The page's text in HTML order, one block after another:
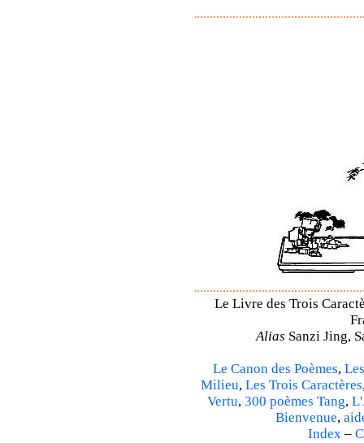
Le Livre des Trois
Alias Sanzi Jing,
Le Canon des Poèmes,
Milieu, Les Trois Caractères
Vertu, 300 poèmes Tang,
Bienvenue,
Index–